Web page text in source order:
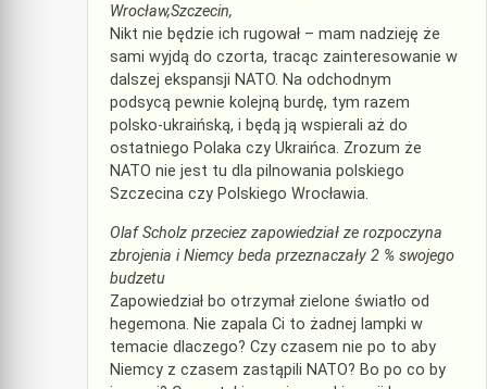
Wrocław,Szczecin,
Nikt nie będzie ich rugował – mam nadzieję że
sami wyjdą do czorta, tracąc zainteresowanie w
dalszej ekspansji NATO. Na odchodnym
podsycą pewnie kolejną burdę, tym razem
polsko-ukraińską, i będą ją wspierali aż do
ostatniego Polaka czy Ukraińca. Zrozum że
NATO nie jest tu dla pilnowania polskiego
Szczecina czy Polskiego Wrocławia.
Olaf Scholz przeciez zapowiedział ze rozpoczyna
zbrojenia i Niemcy beda przeznaczały 2 % swojego
budzetu
Zapowiedział bo otrzymał zielone światło od
hegemona. Nie zapala Ci to żadnej lampki w
temacie dlaczego? Czy czasem nie po to aby
Niemcy z czasem zastąpili NATO? Bo po co by